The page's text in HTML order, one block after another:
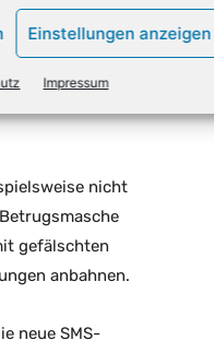
Einstellungen anzeigen
Impressum
Nachrichten nicht
in der
SMS proaktiv
nicht
gefälschten
anbahnen.
neue SMS-